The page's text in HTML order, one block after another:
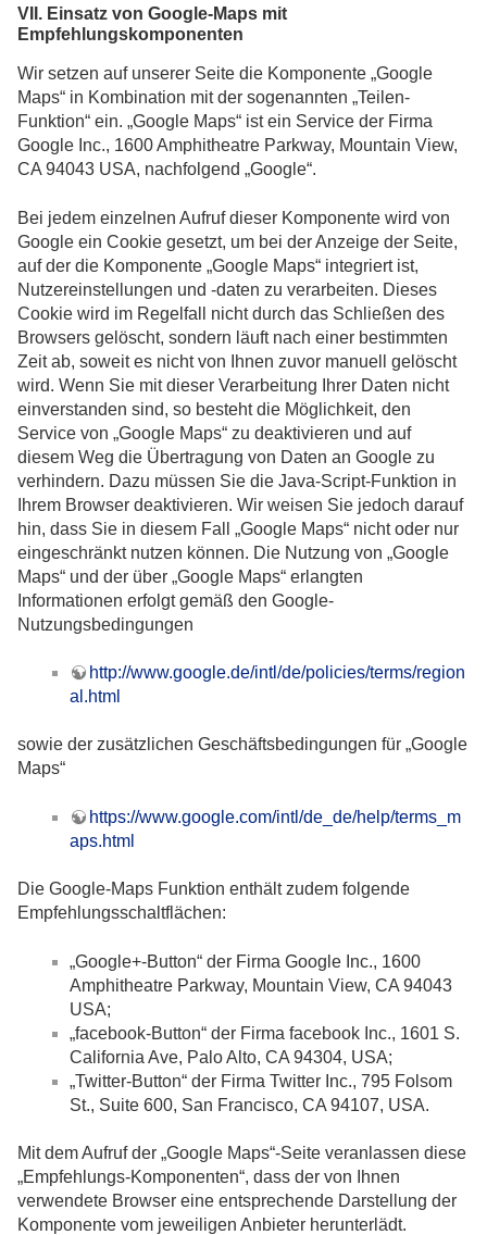
VII. Einsatz von Google-Maps mit
Empfehlungskomponenten
Wir setzen auf unserer Seite die Komponente „Google
Maps“ in Kombination mit der sogenannten „Teilen-
Funktion“ ein. „Google Maps“ ist ein Service der Firma
Google Inc., 1600 Amphitheatre Parkway, Mountain View,
CA 94043 USA, nachfolgend „Google“.
Bei jedem einzelnen Aufruf dieser Komponente wird von
Google ein Cookie gesetzt, um bei der Anzeige der Seite,
auf der die Komponente „Google Maps“ integriert ist,
Nutzereinstellungen und -daten zu verarbeiten. Dieses
Cookie wird im Regelfall nicht durch das Schließen des
Browsers gelöscht, sondern läuft nach einer bestimmten
Zeit ab, soweit es nicht von Ihnen zuvor manuell gelöscht
wird. Wenn Sie mit dieser Verarbeitung Ihrer Daten nicht
einverstanden sind, so besteht die Möglichkeit, den
Service von „Google Maps“ zu deaktivieren und auf
diesem Weg die Übertragung von Daten an Google zu
verhindern. Dazu müssen Sie die Java-Script-Funktion in
Ihrem Browser deaktivieren. Wir weisen Sie jedoch darauf
hin, dass Sie in diesem Fall „Google Maps“ nicht oder nur
eingeschränkt nutzen können. Die Nutzung von „Google
Maps“ und der über „Google Maps“ erlangten
Informationen erfolgt gemäß den Google-
Nutzungsbedingungen
http://www.google.de/intl/de/policies/terms/region
al.html
sowie der zusätzlichen Geschäftsbedingungen für „Google
Maps“
https://www.google.com/intl/de_de/help/terms_m
aps.html
Die Google-Maps Funktion enthält zudem folgende
Empfehlungsschaltflächen:
„Google+-Button“ der Firma Google Inc., 1600
Amphitheatre Parkway, Mountain View, CA 94043
USA;
„facebook-Button“ der Firma facebook Inc., 1601 S.
California Ave, Palo Alto, CA 94304, USA;
„Twitter-Button“ der Firma Twitter Inc., 795 Folsom
St., Suite 600, San Francisco, CA 94107, USA.
Mit dem Aufruf der „Google Maps“-Seite veranlassen diese
„Empfehlungs-Komponenten“, dass der von Ihnen
verwendete Browser eine entsprechende Darstellung der
Komponente vom jeweiligen Anbieter herunterlädt.